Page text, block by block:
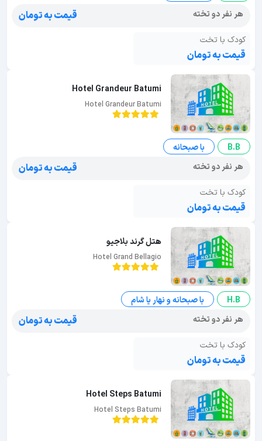
هر نفر دو تخته
قیمت به تومان
کودک با تخت
قیمت به تومان
Hotel Grandeur Batumi
Hotel Grandeur Batumi
B.B
با صبحانه
هر نفر دو تخته
قیمت به تومان
کودک با تخت
قیمت به تومان
هتل گرند بلاجیو
Hotel Grand Bellagio
H.B
با صبحانه و نهار یا شام
هر نفر دو تخته
قیمت به تومان
کودک با تخت
قیمت به تومان
Hotel Steps Batumi
Hotel Steps Batumi